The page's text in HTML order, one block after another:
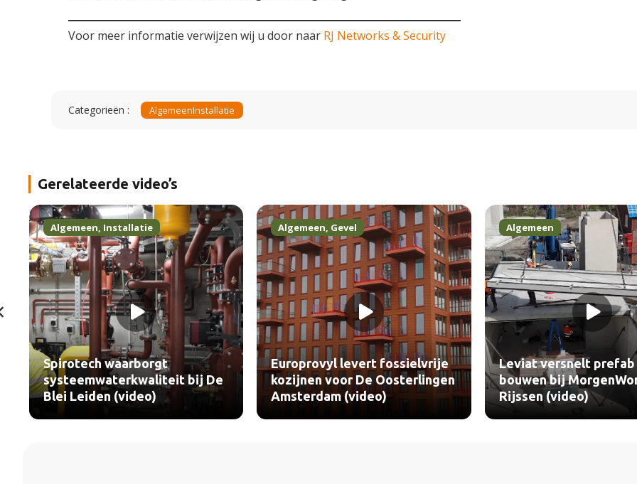
Voor meer informatie verwijzen wij u door naar RJ Networks & Security
Categorieën : AlgemeenInstallatie
Gerelateerde video’s
Algemeen, Installatie
Spirotech waarborgt
systeemwaterkwaliteit bij De
Blei Leiden (video)
Algemeen, Gevel
Europrovyl levert fossielvrije
kozijnen voor De Oosterlingen
Amsterdam (video)
Algemeen
Leviat versnelt prefab
bouwen bij
Rijssen (video)